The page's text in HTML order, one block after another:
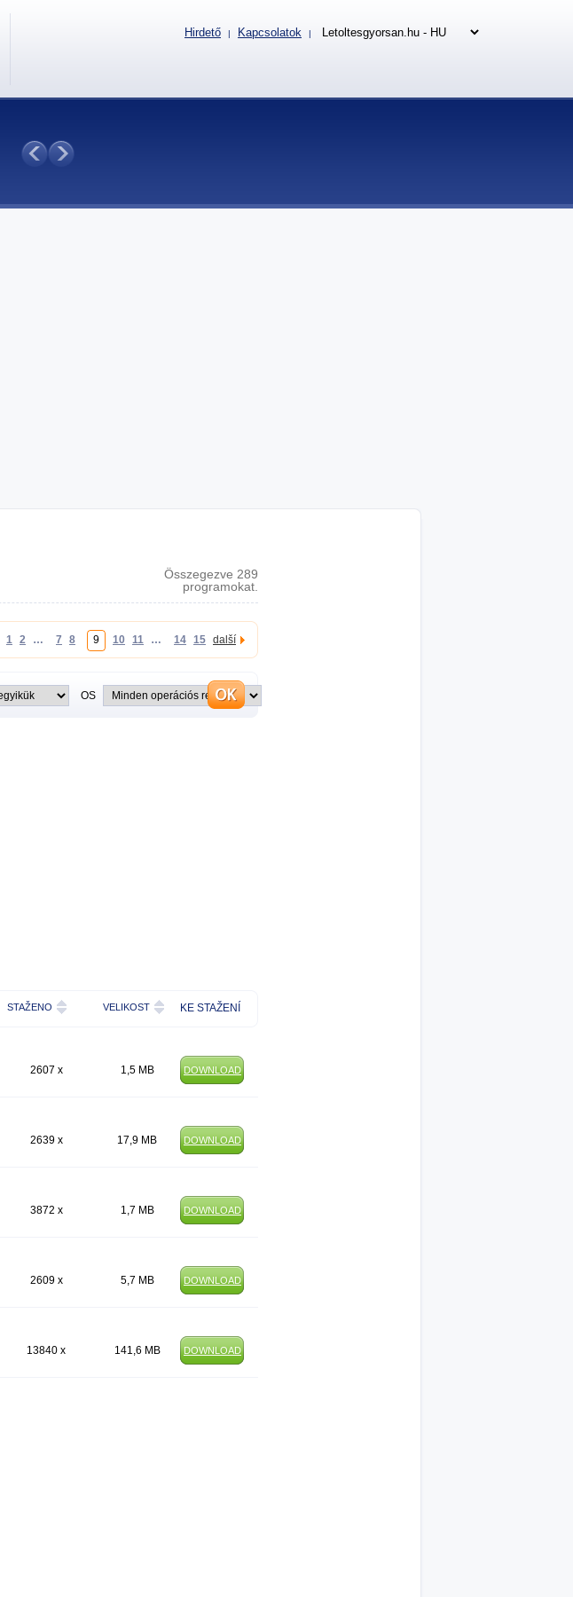
Összegezve 289
programokat.
1 2 … 7 8 9 10 11 … 14 15 další
OS
STAŽENO VELIKOST KE STAŽENÍ
2607 x 1,5 MB DOWNLOAD
2639 x 17,9 MB DOWNLOAD
3872 x 1,7 MB DOWNLOAD
2609 x 5,7 MB DOWNLOAD
13840 x 141,6 MB DOWNLOAD
Hirdető | Kapcsolatok |